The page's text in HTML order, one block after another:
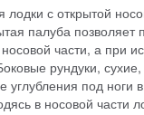
с открытой
палуба позволяет
части, а при
рундуки,
под ноги
в носовой части